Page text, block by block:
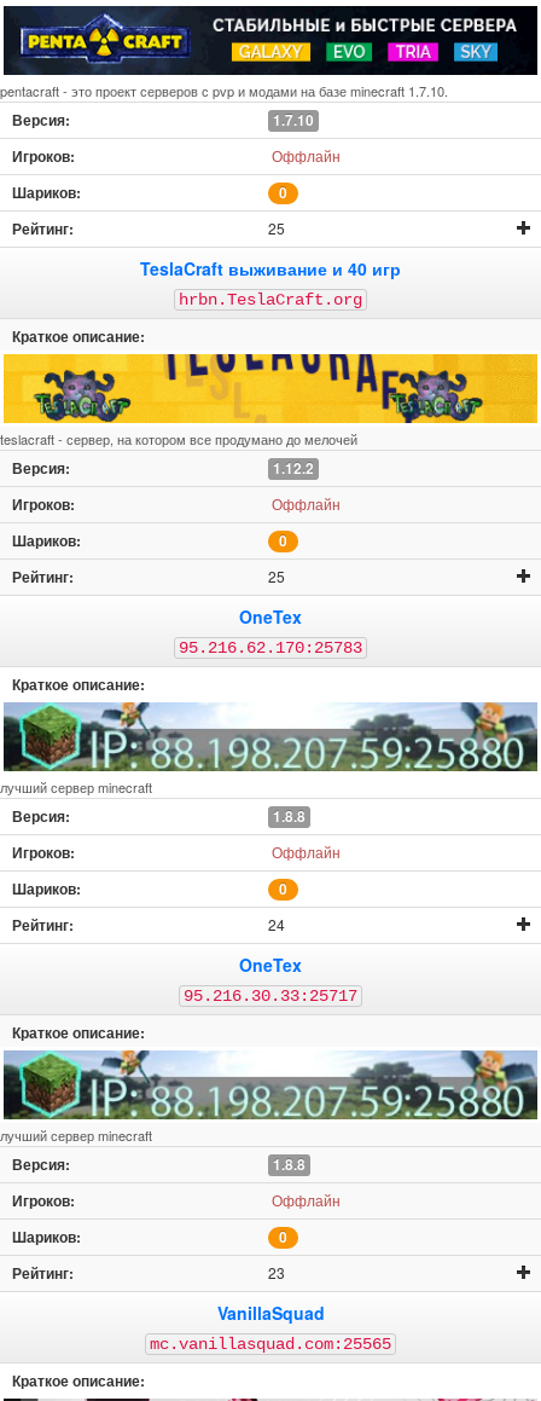
pentacraft - это проект серверов с pvp и модами на базе minecraft 1.7.10.
1.7.10
Оффлайн
0
25
TeslaCraft выживание и 40 игр
hrbn.TeslaCraft.org
teslacraft - сервер, на котором все продумано до мелочей
1.12.2
Оффлайн
0
25
OneTex
95.216.62.170:25783
лучший сервер minecraft
1.8.8
Оффлайн
0
24
OneTex
95.216.30.33:25717
лучший сервер minecraft
1.8.8
Оффлайн
0
23
VanillaSquad
mc.vanillasquad.com:25565